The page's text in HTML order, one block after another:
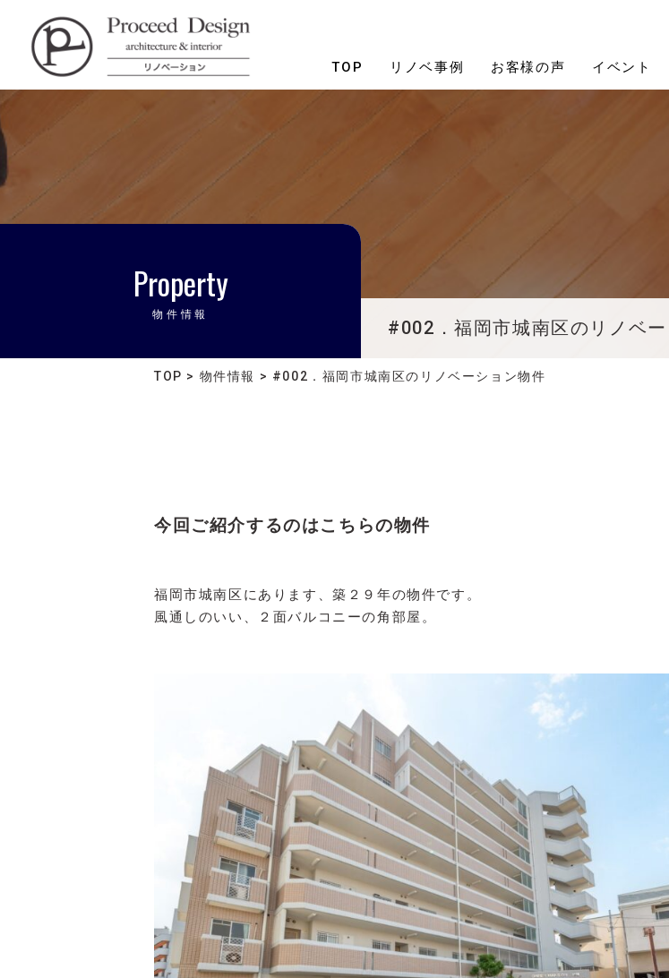
TOP リノベ事例 お客様の声 イベント
Property
物件情報
#002．福岡市城南区のリノベ
TOP > 物件情報 > #002．福岡市城南区のリノベーション物件
今回ご紹介するのはこちらの物件
福岡市城南区にあります、築２９年の物件です。
風通しのいい、２面バルコニーの角部屋。